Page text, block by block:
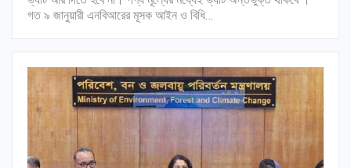
গত ৯ জানুয়ারী এনবিআরের মূসক আইন ও বিধি…